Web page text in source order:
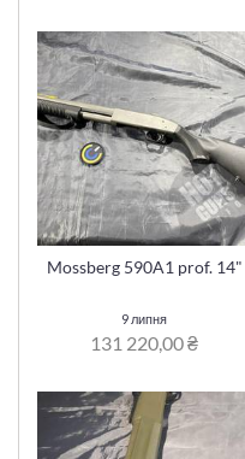
Mossberg 590A1 prof. 14"
9 липня
131 220,00 ₴